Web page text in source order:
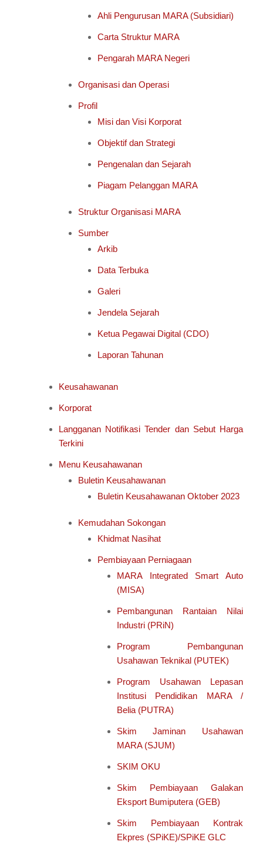
Ahli Pengurusan MARA (Subsidiari)
Carta Struktur MARA
Pengarah MARA Negeri
Organisasi dan Operasi
Profil
Misi dan Visi Korporat
Objektif dan Strategi
Pengenalan dan Sejarah
Piagam Pelanggan MARA
Struktur Organisasi MARA
Sumber
Arkib
Data Terbuka
Galeri
Jendela Sejarah
Ketua Pegawai Digital (CDO)
Laporan Tahunan
Keusahawanan
Korporat
Langganan Notifikasi Tender dan Sebut Harga
Terkini
Menu Keusahawanan
Buletin Keusahawanan
Buletin Keusahawanan Oktober 2023
Kemudahan Sokongan
Khidmat Nasihat
Pembiayaan Perniagaan
MARA Integrated Smart Auto
(MISA)
Pembangunan Rantaian Nilai
Industri (PRiN)
Program Pembangunan
Usahawan Teknikal (PUTEK)
Program Usahawan Lepasan
Institusi Pendidikan MARA /
Belia (PUTRA)
Skim Jaminan Usahawan
MARA (SJUM)
SKIM OKU
Skim Pembiayaan Galakan
Eksport Bumiputera (GEB)
Skim Pembiayaan Kontrak
Ekpres (SPiKE)/SPiKE GLC